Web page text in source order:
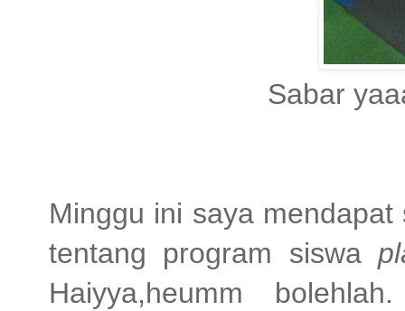
Sabar
Minggu ini saya
tentang program siswa
Haiyya,heumm